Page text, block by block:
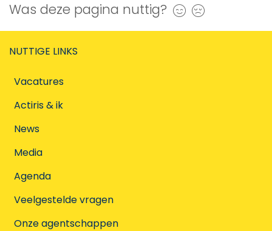
Was deze pagina nuttig? Ja
NUTTIGE LINKS
Vacatures
Actiris & ik
News
Media
Agenda
Veelgestelde vragen
Onze agentschappen